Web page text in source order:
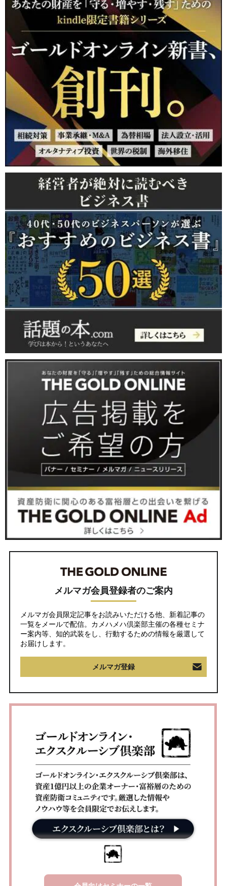
メルマガ会員登録者のご案内
メルマガ会員限定記事をお読みいただける他、新着記事の
一覧をメールで配信。カメハメハ倶楽部主催の各種セミナ
ー案内等、知的武装をし、行動するための情報を厳選して
お届けします。
メルマガ登録